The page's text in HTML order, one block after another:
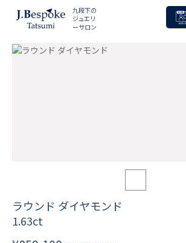
九段下の
ジュエリ
ーサロン
ラウンド ダイヤモンド
1.63ct